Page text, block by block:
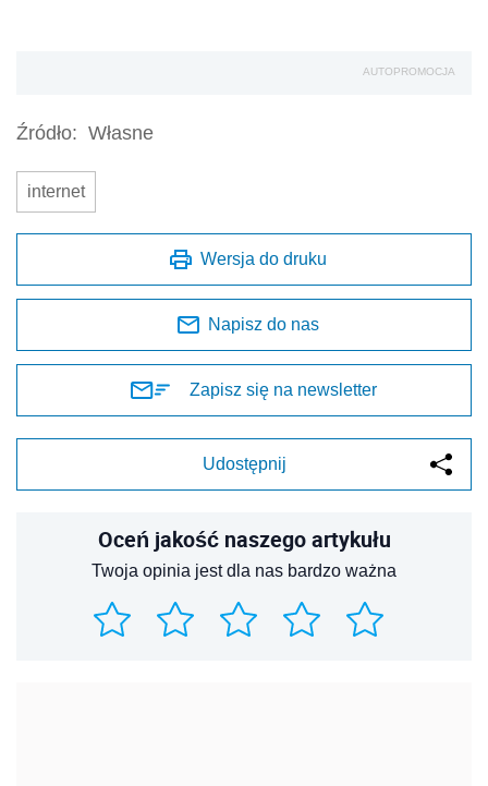
AUTOPROMOCJA
Źródło: Własne
internet
Wersja do druku
Napisz do nas
Zapisz się na newsletter
Udostępnij
Oceń jakość naszego artykułu
Twoja opinia jest dla nas bardzo ważna